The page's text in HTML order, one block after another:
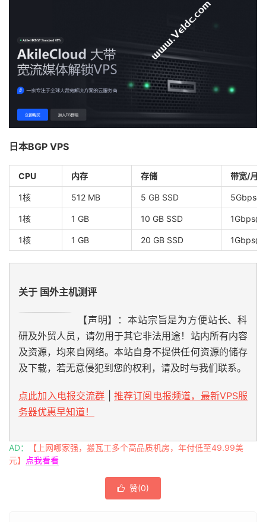
日本BGP VPS
CPU 内存 存储 带宽/月
1核 512 MB 5 GB SSD
1核 1 GB 10 GB SSD 1Gbps@
1核 1 GB 20 GB SSD 1Gbps@
关于 国外主机测评
【声明】：本站宗旨是为方便站长、科
研及外贸人员，请勿用于其它非法用途！站内所有内容
及资源，均来自网络。本站自身不提供任何资源的储存
及下载，若无意侵犯到您的权利，请及时与我们联系。
点此加入电报交流群
推荐订阅电报频道，最新VPS服
务器优惠早知道！
AD：
【上网哪家强，搬瓦工多个高品质机房，年付低至49.99美
元】 点我看看
 赞(0)